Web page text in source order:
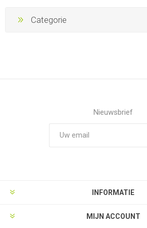
Categorie
Nieuwsbrief
INFORMATIE
MIJN ACCOUNT